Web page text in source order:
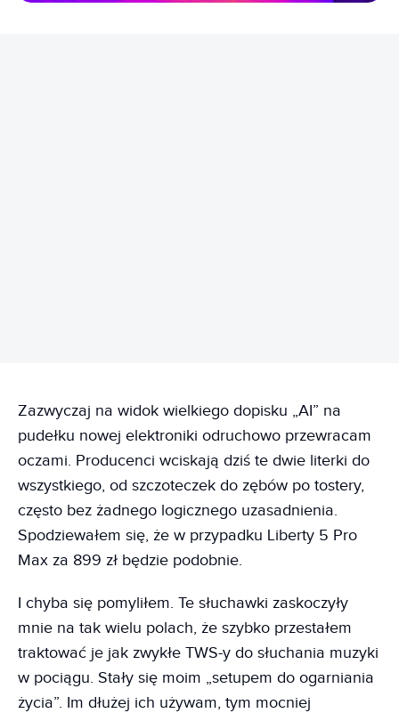
Zazwyczaj na widok wielkiego dopisku „AI” na
pudełku nowej elektroniki odruchowo przewracam
oczami. Producenci wciskają dziś te dwie literki do
wszystkiego, od szczoteczek do zębów po tostery,
często bez żadnego logicznego uzasadnienia.
Spodziewałem się, że w przypadku Liberty 5 Pro
Max za 899 zł będzie podobnie.
I chyba się pomyliłem. Te słuchawki zaskoczyły
mnie na tak wielu polach, że szybko przestałem
traktować je jak zwykłe TWS-y do słuchania muzyki
w pociągu. Stały się moim „setupem do ogarniania
życia”. Im dłużej ich używam, tym mocniej